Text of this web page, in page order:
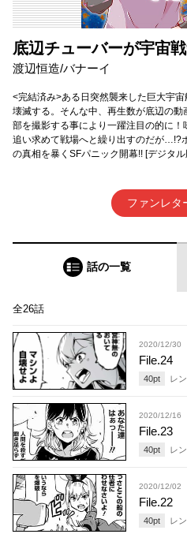
底辺チューバーが宇宙
渡辺恒造/バナーイ
<完結済み>ある日突然襲来した巨大宇
壊滅する。そんな中、再生数が底辺の
部を撮影する事により一躍注目の的に
追い求めて戦場へと繰り出すのだが…!?
の真相を暴くSFパニック開幕!! [デジタ
ファンレタ
話の一覧
全26話
2020/12/30
File.24
40pt レ
2020/12/16
File.23
40pt レ
2020/12/02
File.22
40pt レ